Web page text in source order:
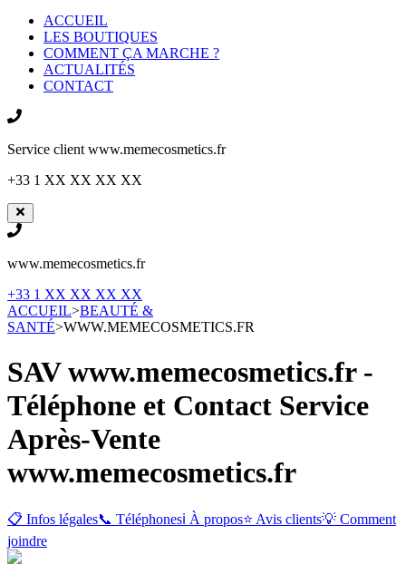
ACCUEIL
LES BOUTIQUES
COMMENT ÇA MARCHE ?
ACTUALITÉS
CONTACT
Service client www.memecosmetics.fr
+33 1 XX XX XX XX
www.memecosmetics.fr
+33 1 XX XX XX XX
ACCUEIL>BEAUTÉ &
SANTÉ>WWW.MEMECOSMETICS.FR
SAV www.memecosmetics.fr -
Téléphone et Contact Service
Après-Vente
www.memecosmetics.fr
📋 Infos légales📞 Téléphonesℹ️ À propos⭐ Avis clients💡 Comment
joindre